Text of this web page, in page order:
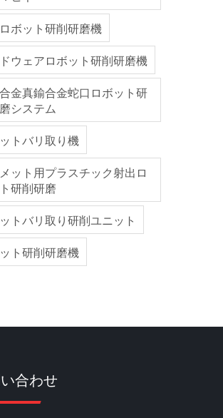
ボット研削研磨機
ウェアロボット研削研磨機
金真鍮合金蛇口ロボット研
システム
トバリ取り機
ット用プラスチック射出ロ
研削研磨
トバリ取り研削ユニット
ト研削研磨機
合わせ